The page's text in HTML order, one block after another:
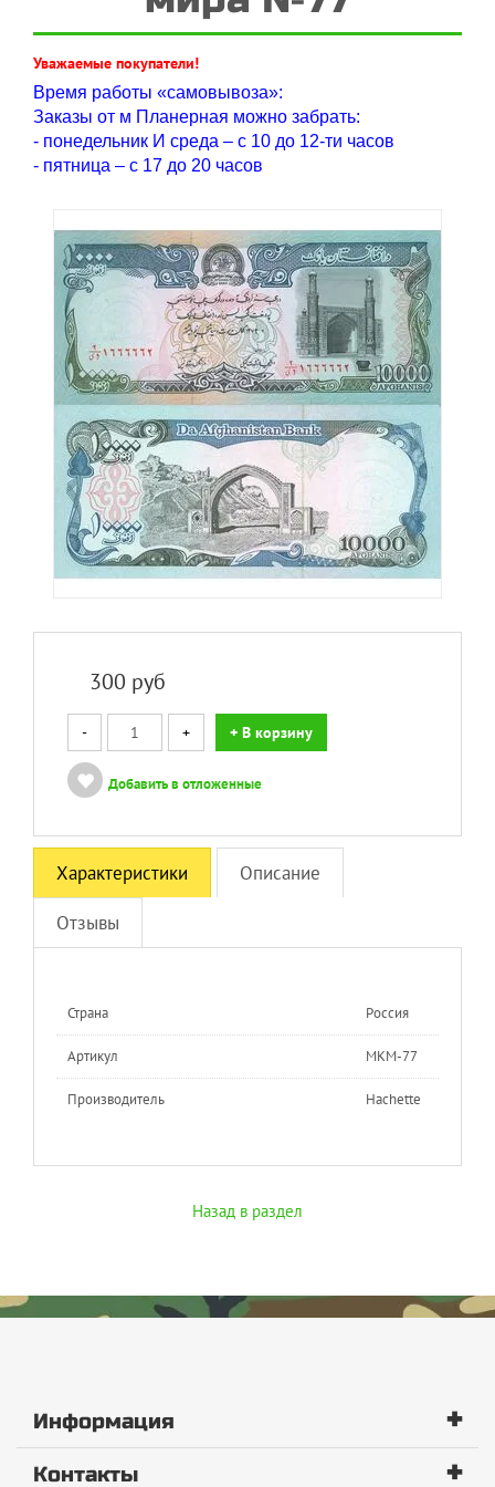
Уважаемые покупатели!
Время работы «самовывоза»:
Заказы от м Планерная можно забрать:
- понедельник И среда – с 10 до 12-ти часов
- пятница – с 17 до 20 часов
300 руб
- + + В корзину
Добавить в отложенные
Характеристики Описание
Отзывы
Страна Россия
Артикул МКМ-77
Производитель Hachette
Назад в раздел
Информация +
Контакты +